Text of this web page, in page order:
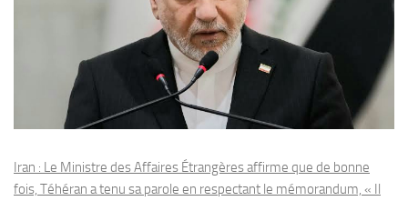
Iran : Le Ministre des Affaires Étrangères affirme que de bonne
fois, Téhéran a tenu sa parole en respectant le mémorandum, « Il